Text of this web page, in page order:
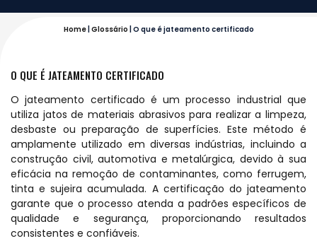
Home| Glossário O que é jateamento certificado
O QUE É JATEAMENTO CERTIFICADO
O jateamento certificado é um processo industrial que
utiliza jatos de materiais abrasivos para realizar a limpeza,
desbaste ou preparação de superfícies. Este método é
amplamente utilizado em diversas indústrias, incluindo a
construção civil, automotiva e metalúrgica, devido à sua
eficácia na remoção de contaminantes, como ferrugem,
tinta e sujeira acumulada. A certificação do jateamento
garante que o processo atenda a padrões específicos de
qualidade e segurança, proporcionando resultados
consistentes e confiáveis.